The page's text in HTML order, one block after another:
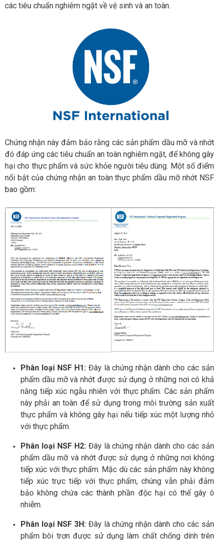
các tiêu chuẩn nghiêm ngặt về vệ sinh và an toàn.
Chứng nhận này đảm bảo rằng các sản phẩm dầu mỡ và nhớt
đó đáp ứng các tiêu chuẩn an toàn nghiêm ngặt, để không gây
hại cho thực phẩm và sức khỏe người tiêu dùng. Một số điểm
nổi bật của chứng nhận an toàn thực phẩm dầu mỡ nhớt NSF
bao gồm:
Phân loại NSF H1: Đây là chứng nhận dành cho các sản
phẩm dầu mỡ và nhớt được sử dụng ở những nơi có khả
năng tiếp xúc ngẫu nhiên với thực phẩm. Các sản phẩm
này phải an toàn để sử dụng trong môi trường sản xuất
thực phẩm và không gây hại nếu tiếp xúc một lượng nhỏ
với thực phẩm.
Phân loại NSF H2: Đây là chứng nhận dành cho các sản
phẩm dầu mỡ và nhớt được sử dụng ở những nơi không
tiếp xúc với thực phẩm. Mặc dù các sản phẩm này không
tiếp xúc trực tiếp với thực phẩm, chúng vẫn phải đảm
bảo không chứa các thành phần độc hại có thể gây ô
nhiễm.
Phân loại NSF 3H: Đây là chứng nhận dành cho các sản
phẩm bôi trơn được sử dụng làm chất chống dính trên